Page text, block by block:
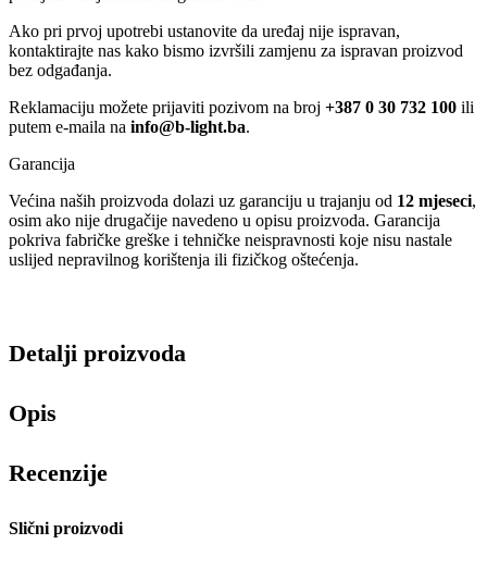
Ako pri prvoj upotrebi ustanovite da uređaj nije ispravan,
kontaktirajte nas kako bismo izvršili zamjenu za ispravan proizvod
bez odgađanja.
Reklamaciju možete prijaviti pozivom na broj +387 0 30 732 100 ili
putem e-maila na info@b-light.ba.
Garancija
Većina naših proizvoda dolazi uz garanciju u trajanju od 12 mjeseci,
osim ako nije drugačije navedeno u opisu proizvoda. Garancija
pokriva fabričke greške i tehničke neispravnosti koje nisu nastale
uslijed nepravilnog korištenja ili fizičkog oštećenja.
Detalji proizvoda
Opis
Recenzije
Slični proizvodi